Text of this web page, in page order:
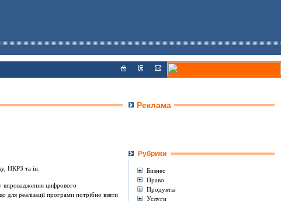
НКРЗ та ін.
впровадження цифрового
для реалізації програми потрібно взяти
Реклама
Рубрики
Бизнес
Право
Продукты
Услуги